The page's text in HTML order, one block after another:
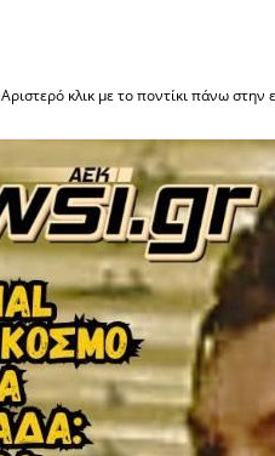
Αριστερό κλικ με το ποντίκι πάνω στην